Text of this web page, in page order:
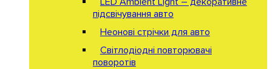
підсвічування авто
Неонові стрічки для авто
Світлодіодні повторювачі
поворотів